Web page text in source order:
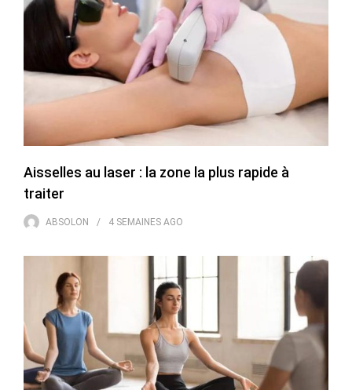
Aisselles au laser : la zone la plus rapide à
traiter
ABSOLON 4 SEMAINES AGO